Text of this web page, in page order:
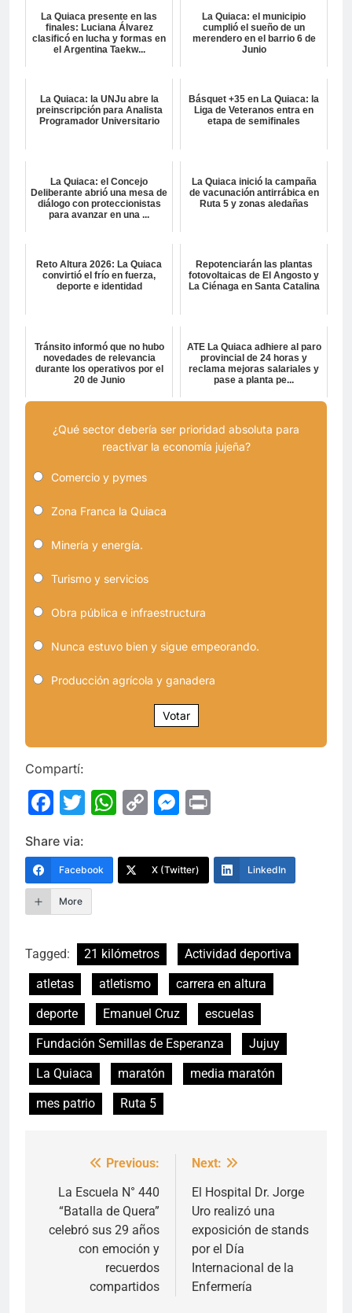
La Quiaca presente en las
finales: Luciana Álvarez
clasificó en lucha y formas en
el Argentina Taekw...
La Quiaca: el municipio
cumplió el sueño de un
merendero en el barrio 6 de
Junio
La Quiaca: la UNJu abre la
preinscripción para Analista
Programador Universitario
Básquet +35 en La Quiaca: la
Liga de Veteranos entra en
etapa de semifinales
La Quiaca: el Concejo
Deliberante abrió una mesa de
diálogo con proteccionistas
para avanzar en una ...
La Quiaca inició la campaña
de vacunación antirrábica en
Ruta 5 y zonas aledañas
Reto Altura 2026: La Quiaca
convirtió el frío en fuerza,
deporte e identidad
Repotenciarán las plantas
fotovoltaicas de El Angosto y
La Ciénaga en Santa Catalina
Tránsito informó que no hubo
novedades de relevancia
durante los operativos por el
20 de Junio
ATE La Quiaca adhiere al paro
provincial de 24 horas y
reclama mejoras salariales y
pase a planta pe...
¿Qué sector debería ser prioridad absoluta para
reactivar la economía jujeña?
Comercio y pymes
Zona Franca la Quiaca
Minería y energía.
Turismo y servicios
Obra pública e infraestructura
Nunca estuvo bien y sigue empeorando.
Producción agrícola y ganadera
Votar
Compartí:
Facebook
Twitter
WhatsApp
CopyMessenger
Share via:
Facebook X (Twitter) LinkedIn
More
Tagged: 21 kilómetros
Actividad deportiva
atletas
atletismo
carrera en altura
deporte
Emanuel Cruz
escuelas
Fundación Semillas de Esperanza
Jujuy
La Quiaca
maratón
media maratón
mes patrio
Ruta 5
Navegación
de
entradas
Previous:
La Escuela N° 440
“Batalla de Quera”
celebró sus 29 años
con emoción y
recuerdos
compartidos
Next:
El Hospital Dr. Jorge
Uro realizó una
exposición de stands
por el Día
Internacional de la
Enfermería